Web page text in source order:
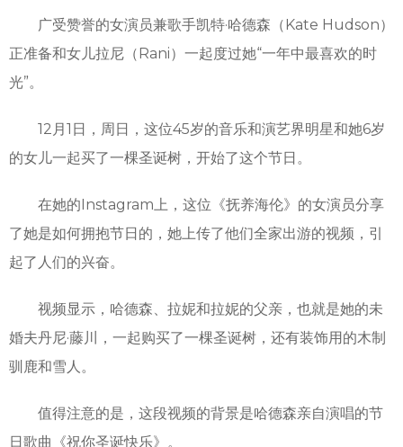
广受赞誉的女演员兼歌手凯特·哈德森（Kate Hudson）
正准备和女儿拉尼（Rani）一起度过她“一年中最喜欢的时
光”。
12月1日，周日，这位45岁的音乐和演艺界明星和她6岁
的女儿一起买了一棵圣诞树，开始了这个节日。
在她的Instagram上，这位《抚养海伦》的女演员分享
了她是如何拥抱节日的，她上传了他们全家出游的视频，引
起了人们的兴奋。
视频显示，哈德森、拉妮和拉妮的父亲，也就是她的未
婚夫丹尼·藤川，一起购买了一棵圣诞树，还有装饰用的木制
驯鹿和雪人。
值得注意的是，这段视频的背景是哈德森亲自演唱的节
日歌曲《祝你圣诞快乐》。